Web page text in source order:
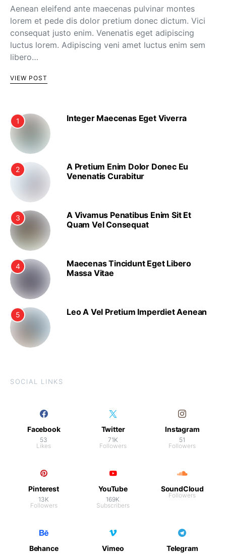
Aenean eleifend ante maecenas pulvinar montes
lorem et pede dis dolor pretium donec dictum. Vici
consequat justo enim. Venenatis eget adipiscing
luctus lorem. Adipiscing veni amet luctus enim sem
libero…
VIEW POST
1 Integer Maecenas Eget Viverra
2
A Pretium Enim Dolor Donec Eu
Venenatis Curabitur
3
A Vivamus Penatibus Enim Sit Et
Quam Vel Consequat
4
Maecenas Tincidunt Eget Libero
Massa Vitae
5 Leo A Vel Pretium Imperdiet Aenean
SOCIAL LINKS
Facebook
53
Likes
Twitter
71K
Followers
Instagram
51
Followers
Pinterest
13K
Followers
YouTube
169K
Subscribers
SoundCloud
Followers
Behance Vimeo Telegram